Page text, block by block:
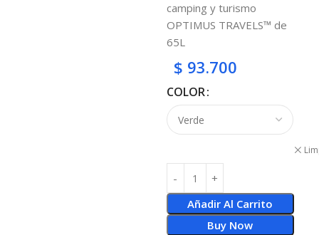
camping y turismo
OPTIMUS TRAVELS™ de
65L
$ 93.700
COLOR
Añadir Al Carrito
Buy Now